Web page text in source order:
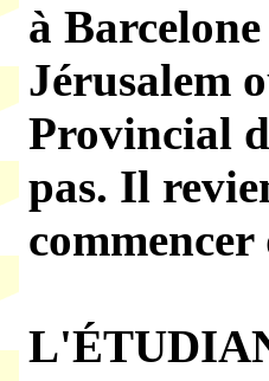
à
Jérusalem
Provincial
pas. Il
commencer